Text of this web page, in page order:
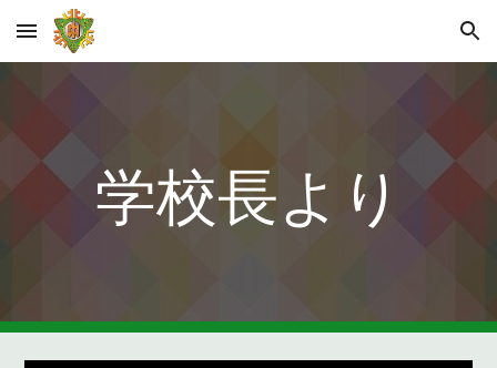
Skip to main content Skip to navigation
学校長より